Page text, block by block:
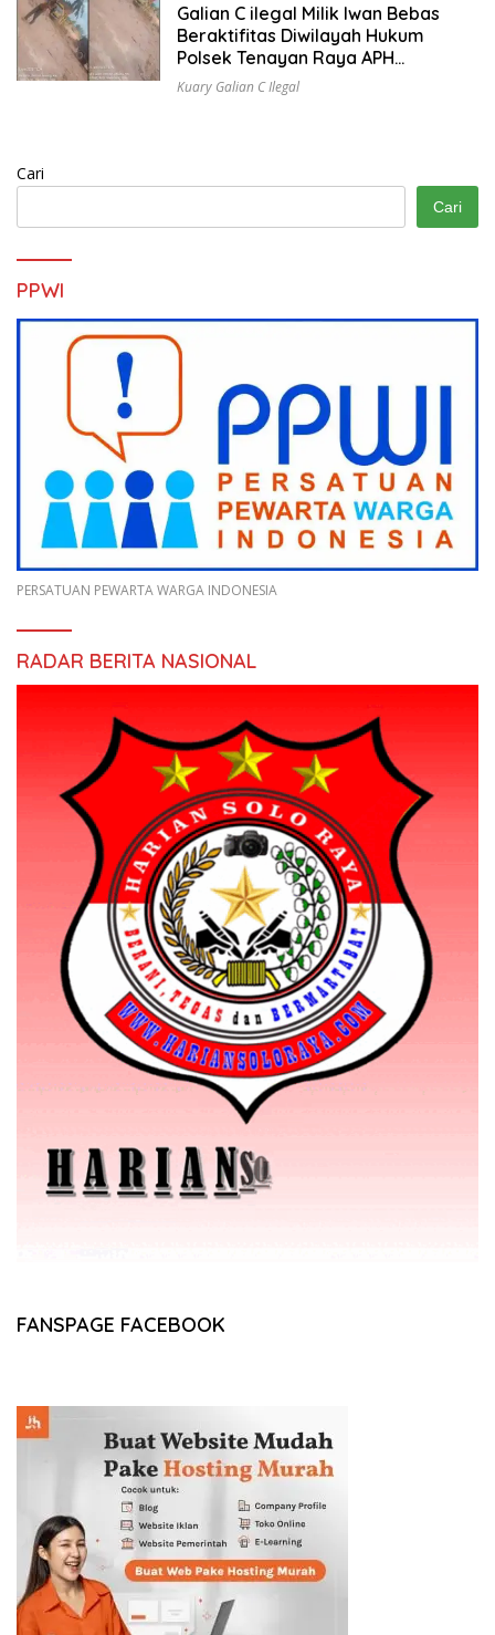
Galian C ilegal Milik Iwan Bebas
Beraktifitas Diwilayah Hukum
Polsek Tenayan Raya APH
Bungkam Seolah Tak Berkutik
Menindaklanjuti
Kuary Galian C Ilegal
Cari
Cari
PPWI
PERSATUAN PEWARTA WARGA INDONESIA
RADAR BERITA NASIONAL
FANSPAGE FACEBOOK